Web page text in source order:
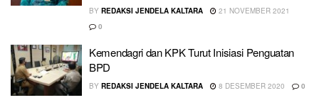
BY REDAKSI JENDELA KALTARA
21 NOVEMBER 2021
0
Kemendagri dan KPK Turut Inisiasi Penguatan
BPD
BY REDAKSI JENDELA KALTARA 8 DESEMBER 2020 0